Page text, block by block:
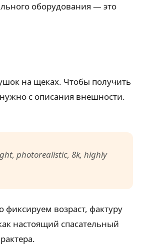
оборудования — это
на щеках. Чтобы получить
с описания внешности.
photorealistic, 8k, highly
возраст, фактуру
настоящий спасательный